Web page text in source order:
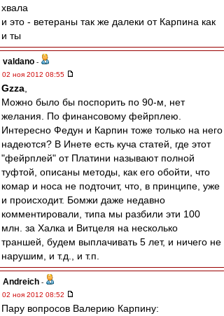
хвала
и это - ветераны так же далеки от Карпина как
и ты
valdano -
02 ноя 2012 08:55
Gzza
Можно было бы поспорить по 90-м, нет
желания. По финансовому фейрплею.
Интересно Федун и Карпин тоже только на него
надеются? В Инете есть куча статей, где этот
"фейрплей" от Платини называют полной
туфтой, описаны методы, как его обойти, что
комар и носа не подточит, что, в принципе, уже
и происходит. Бомжи даже недавно
комментировали, типа мы разбили эти 100
млн. за Халка и Витцеля на несколько
траншей, будем выплачивать 5 лет, и ничего не
нарушим, и т.д., и т.п.
Andreich -
02 ноя 2012 08:52
Пару вопросов Валерию Карпину: